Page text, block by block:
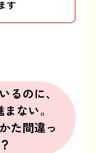
す
るのに、
ない。
た間違っ